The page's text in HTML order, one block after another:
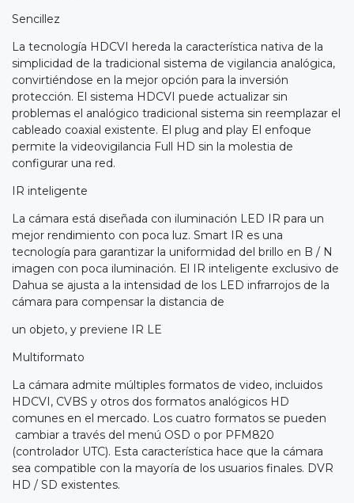
Sencillez
La tecnología HDCVI hereda la característica nativa de la
simplicidad de la tradicional sistema de vigilancia analógica,
convirtiéndose en la mejor opción para la inversión
protección. El sistema HDCVI puede actualizar sin
problemas el analógico tradicional sistema sin reemplazar el
cableado coaxial existente. El plug and play El enfoque
permite la videovigilancia Full HD sin la molestia de
configurar una red.
IR inteligente
La cámara está diseñada con iluminación LED IR para un
mejor rendimiento con poca luz. Smart IR es una
tecnología para garantizar la uniformidad del brillo en B / N
imagen con poca iluminación. El IR inteligente exclusivo de
Dahua se ajusta a la intensidad de los LED infrarrojos de la
cámara para compensar la distancia de
un objeto, y previene IR LE
Multiformato
La cámara admite múltiples formatos de video, incluidos
HDCVI, CVBS y otros dos formatos analógicos HD
comunes en el mercado. Los cuatro formatos se pueden
cambiar a través del menú OSD o por PFM820
(controlador UTC). Esta característica hace que la cámara
sea compatible con la mayoría de los usuarios finales. DVR
HD / SD existentes.